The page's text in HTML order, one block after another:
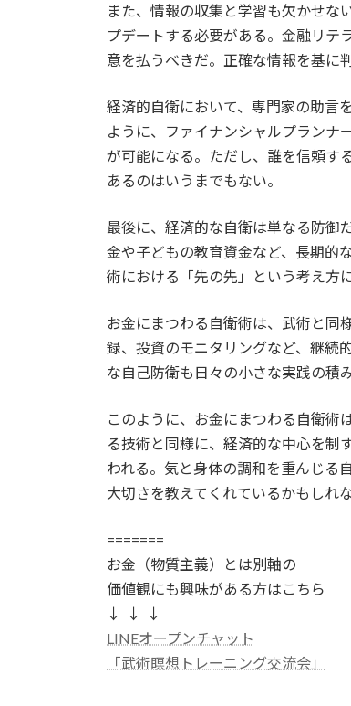
また、情報の収集と学習も欠かせな
プデートする必要がある。金融リテ
意を払うべきだ。正確な情報を基に
経済的自衛において、専門家の助言
ように、ファイナンシャルプランナ
が可能になる。ただし、誰を信頼す
あるのはいうまでもない。
最後に、経済的な自衛は単なる防御
金や子どもの教育資金など、長期的
術における「先の先」という考え方
お金にまつわる自衛術は、武術と同
録、投資のモニタリングなど、継続
な自己防衛も日々の小さな実践の積
このように、お金にまつわる自衛術
る技術と同様に、経済的な中心を制
われる。気と身体の調和を重んじる
大切さを教えてくれているかもしれな
=======
お金（物質主義）とは別軸の
価値観にも興味がある方はこちら
↓ ↓ ↓
LINEオープンチャット
「武術瞑想トレーニング交流会」